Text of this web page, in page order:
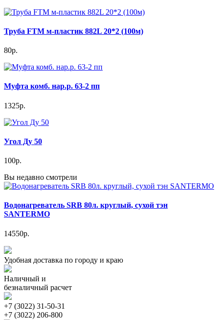
Труба FTM м-пластик 882L 20*2 (100м)
80р.
Муфта комб. нар.р. 63-2 пп
1325р.
Угол Ду 50
100р.
Вы недавно смотрели
Водонагреватель SRB 80л. круглый, сухой тэн
SANTERMO
14550р.
Удобная доставка по городу и краю
Наличный и
безналичный расчет
+7 (3022) 31-50-31
+7 (3022) 206-800